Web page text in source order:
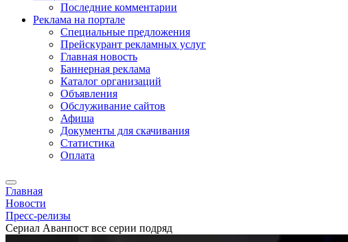
Последние комментарии
Реклама на портале
Специальные предложения
Прейскурант рекламных услуг
Главная новость
Баннерная реклама
Каталог организаций
Объявления
Обслуживание сайтов
Афиша
Документы для скачивания
Статистика
Оплата
Главная
Новости
Пресс-релизы
Сериал Аванпост все серии подряд